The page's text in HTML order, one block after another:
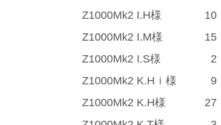
Z1000Mk2 I.H様
10
Z1000Mk2 I.M様
15
Z1000Mk2 I.S様
2
Z1000Mk2 K.Hｉ様
9
Z1000Mk2 K.H様
27